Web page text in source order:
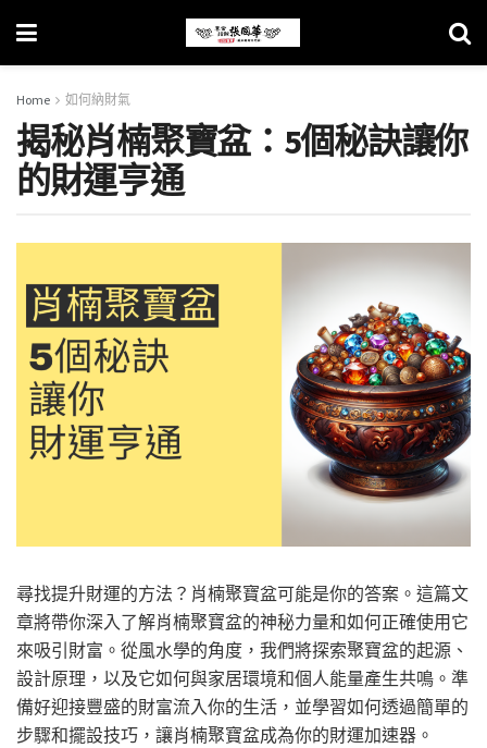
Home 如何納財氣
揭秘肖楠聚寶盆：5個秘訣讓你
的財運亨通
尋找提升財運的方法？肖楠聚寶盆可能是你的答案。這篇文
章將帶你深入了解肖楠聚寶盆的神秘力量和如何正確使用它
來吸引財富。從風水學的角度，我們將探索聚寶盆的起源、
設計原理，以及它如何與家居環境和個人能量產生共鳴。準
備好迎接豐盛的財富流入你的生活，並學習如何透過簡單的
步驟和擺設技巧，讓肖楠聚寶盆成為你的財運加速器。